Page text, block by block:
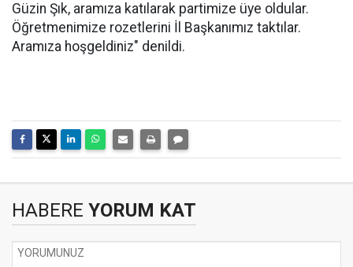
Güzin Şık, aramıza katılarak partimize üye oldular.
Öğretmenimize rozetlerini İl Başkanımız taktılar.
Aramıza hoşgeldiniz" denildi.
HABERE YORUM KAT